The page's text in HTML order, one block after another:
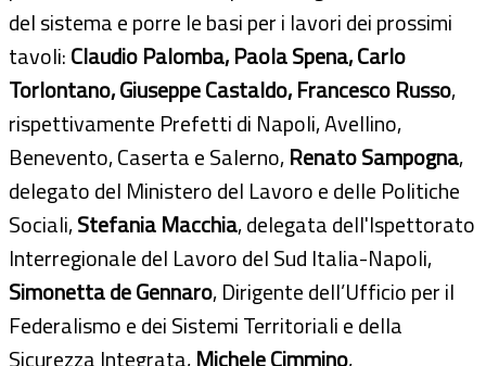
del sistema e porre le basi per i lavori dei prossimi
tavoli:Claudio Palomba, Paola Spena, Carlo
Torlontano, Giuseppe Castaldo, Francesco Russo,
rispettivamente Prefetti di Napoli, Avellino,
Benevento, Caserta e Salerno,Renato Sampogna,
delegato del Ministero del Lavoro e delle Politiche
Sociali,Stefania Macchia, delegata dell'Ispettorato
Interregionale del Lavoro del Sud Italia-Napoli,
Simonetta de Gennaro, Dirigente dell’Ufficio per il
Federalismo e dei Sistemi Territoriali e della
Sicurezza Integrata,Michele Cimmino,